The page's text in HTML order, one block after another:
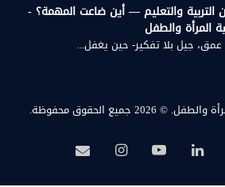
التربية والتعليم — أين ضاعت المهمة؟ -
المرأة والطفل
جيل بلا تفكير- حين يغفل...
والطفل. © 2026 جميع الحقوق محفوظة.
لينكدإن‫YouTubeانستقرامبريد